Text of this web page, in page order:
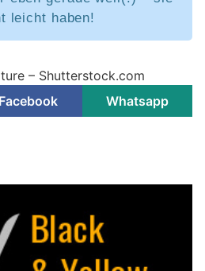
leicht haben!
– Shutterstock.com
Facebook Whatsapp